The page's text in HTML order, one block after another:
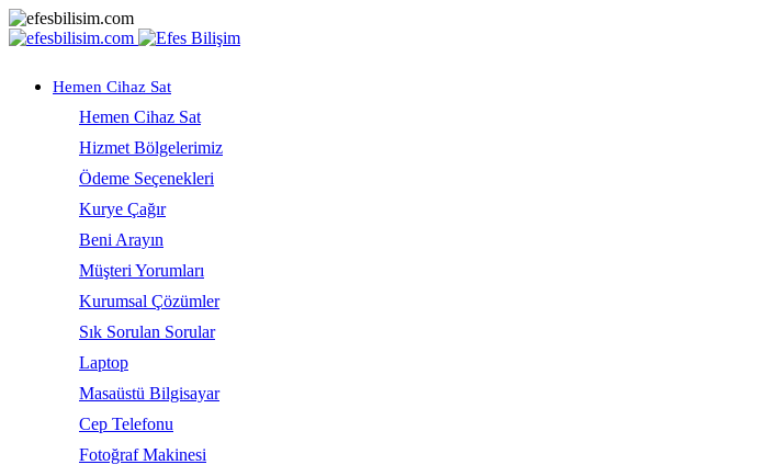
Hemen Cihaz Sat
Hemen Cihaz Sat
Hizmet Bölgelerimiz
Ödeme Seçenekleri
Kurye Çağır
Beni Arayın
Müşteri Yorumları
Kurumsal Çözümler
Sık Sorulan Sorular
Laptop
Masaüstü Bilgisayar
Cep Telefonu
Fotoğraf Makinesi